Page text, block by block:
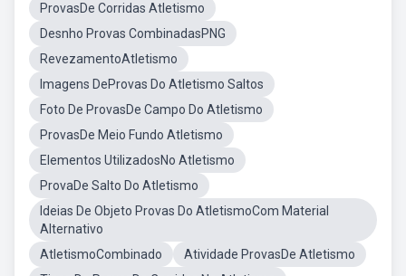
ProvasDe Corridas Atletismo
Desnho Provas CombinadasPNG
RevezamentoAtletismo
Imagens DeProvas Do Atletismo Saltos
Foto De ProvasDe Campo Do Atletismo
ProvasDe Meio Fundo Atletismo
Elementos UtilizadosNo Atletismo
ProvaDe Salto Do Atletismo
Ideias De Objeto Provas Do AtletismoCom Material
Alternativo
AtletismoCombinado
Atividade ProvasDe Atletismo